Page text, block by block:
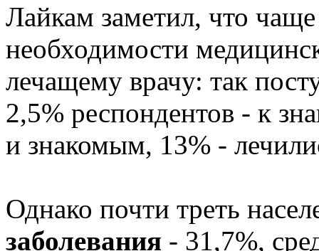
Лайкам заметил, что
необходимости
лечащему врачу: так
2,5% респондентов - к
и знакомым, 13% -
Однако почти треть
заболевания - 31,7%,